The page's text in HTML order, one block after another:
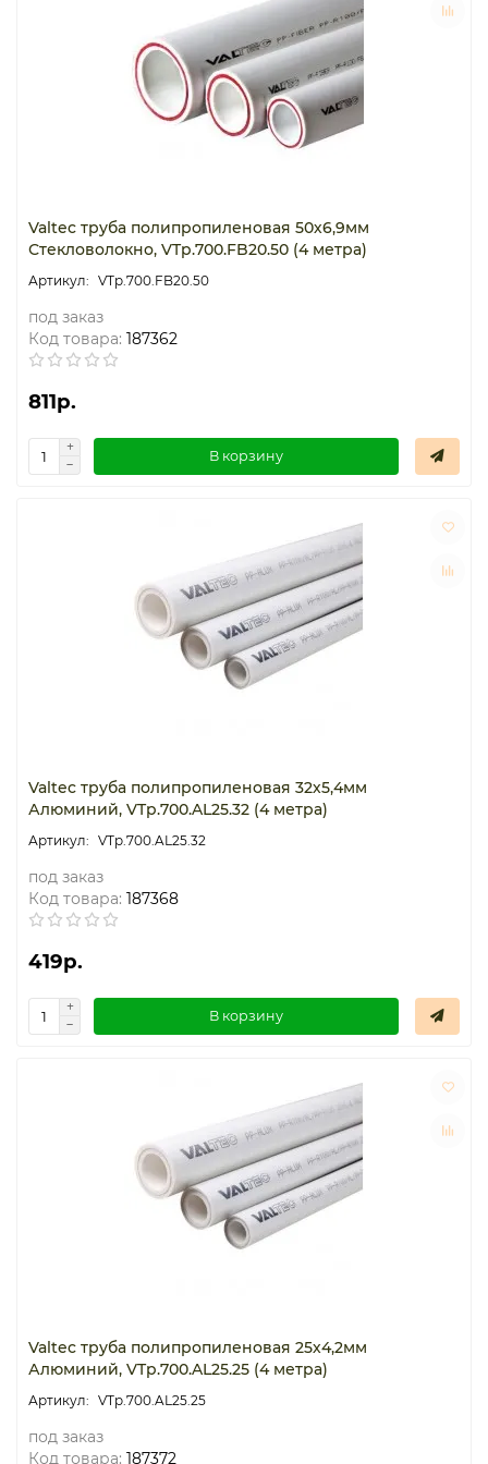
Термостаты капиллярные
Термостаты накладные
Valtec труба полипропиленовая 50х6,9мм
Стекловолокно, VTp.700.FB20.50 (4 метра)
VTp.700.FB20.50
под заказ
Код товара: 187362
811р.
В корзину
Valtec труба полипропиленовая 32х5,4мм
Алюминий, VTp.700.AL25.32 (4 метра)
VTp.700.AL25.32
под заказ
Код товара: 187368
419р.
В корзину
Valtec труба полипропиленовая 25х4,2мм
Алюминий, VTp.700.AL25.25 (4 метра)
VTp.700.AL25.25
под заказ
Код товара: 187372